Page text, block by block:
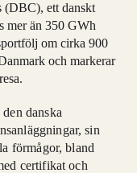
(DBC), ett danskt
mer än 350 GWh
om cirka 900
och markerar
danska
sin
förmågor, bland
certifikat och